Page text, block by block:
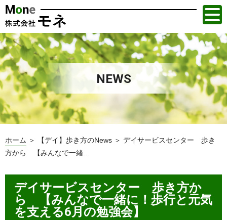
NEWS
ホーム ＞ 【デイ】歩き方のNews ＞ デイサービスセンター 歩き
方から 【みんなで一緒...
デイサービスセンター 歩き方か
ら 【みんなで一緒に！歩行と元気
を支える6月の勉強会】